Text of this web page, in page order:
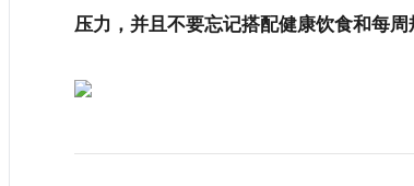
压力，并且不要忘记搭配健康饮食和每周